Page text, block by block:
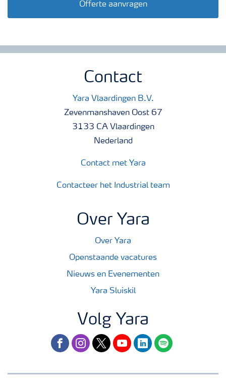
Offerte aanvragen
Contact
Yara Vlaardingen B.V.
Zevenmanshaven Oost 67
3133 CA Vlaardingen
Nederland
Contact met Yara
Contacteer het Industrial team
Over Yara
Over Yara
Openstaande vacatures
Nieuws en Evenementen
Yara Sluiskil
Volg Yara
facebookinstagram
twitteryoutubelinkedinspotify